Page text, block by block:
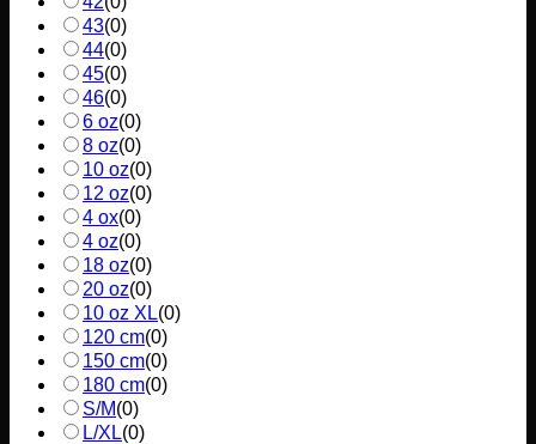
43(0)
44(0)
45(0)
46(0)
6 oz(0)
8 oz(0)
10 oz(0)
12 oz(0)
4 ox(0)
4 oz(0)
18 oz(0)
20 oz(0)
10 oz XL(0)
120 cm(0)
150 cm(0)
180 cm(0)
S/M(0)
L/XL(0)